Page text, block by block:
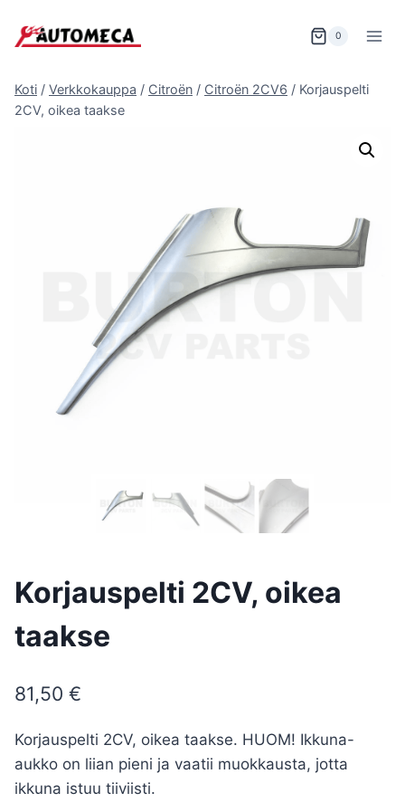
sisältöön
0
Koti / Verkkokauppa / Citroën / Citroën 2CV6 / Korjauspelti
2CV, oikea taakse
Korjauspelti 2CV, oikea
taakse
81,50 €
Korjauspelti 2CV, oikea taakse. HUOM! Ikkuna-
aukko on liian pieni ja vaatii muokkausta, jotta
ikkuna istuu tiiviisti.